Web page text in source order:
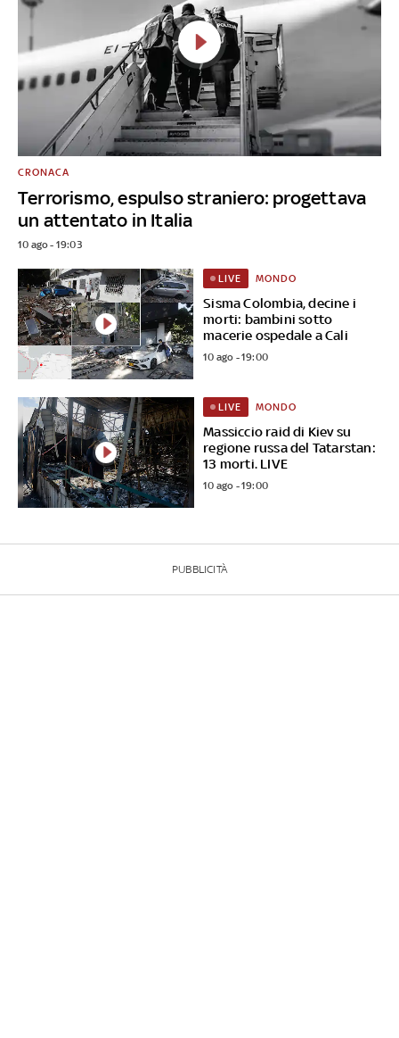
Terrorismo, espulso straniero: progettava
un attentato in Italia
CRONACA
10 ago - 19:03
Sisma Colombia, decine i
morti: bambini sotto
macerie ospedale a Cali
LIVE MONDO
10 ago - 19:00
Massiccio raid di Kiev su
regione russa del Tatarstan:
13 morti. LIVE
LIVE MONDO
10 ago - 19:00
PUBBLICITÀ